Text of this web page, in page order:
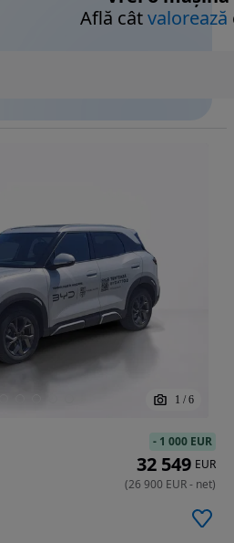
Află câtvalorează
1 / 6
- 1 000 EUR
32 549 EUR
(26 900 EUR- net)